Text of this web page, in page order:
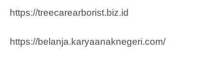
https://treecarearborist.biz.id
https://belanja.karyaanaknegeri.com/